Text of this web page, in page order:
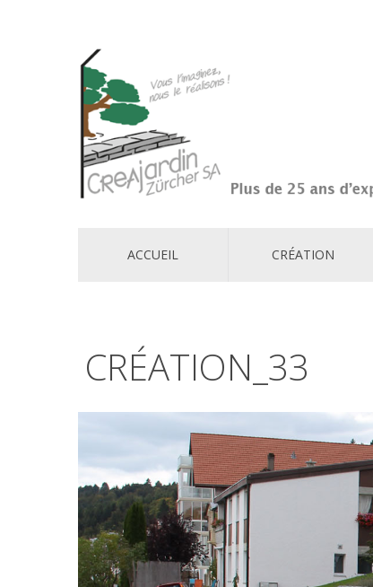
ACCUEIL CRÉATION
CRÉATION_33